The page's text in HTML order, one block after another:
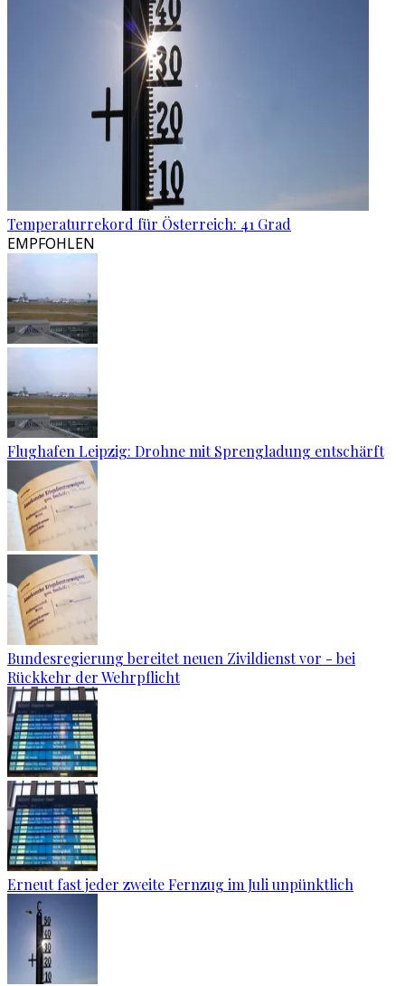
Temperaturrekord für Österreich: 41 Grad
EMPFOHLEN
Flughafen Leipzig: Drohne mit Sprengladung entschärft
Bundesregierung bereitet neuen Zivildienst vor - bei
Rückkehr der Wehrpflicht
Erneut fast jeder zweite Fernzug im Juli unpünktlich